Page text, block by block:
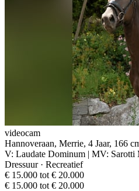
videocam
Hannoveraan, Merrie, 4 Jaar, 166
V: Laudate Dominum | MV: Sarotti
Dressuur · Recreatief
€ 15.000 tot € 20.000
€ 15.000 tot € 20.000